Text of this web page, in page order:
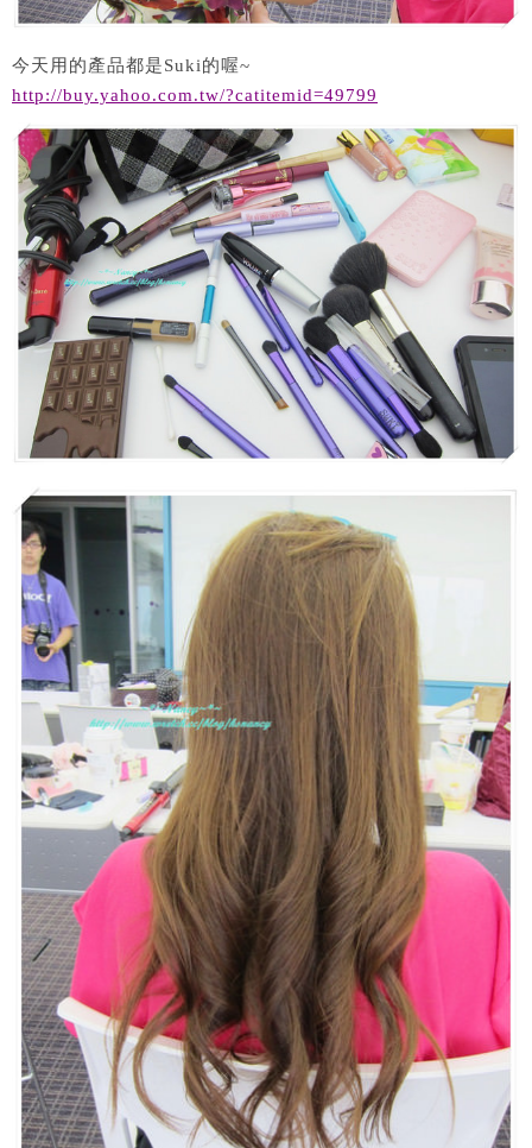
今天用的產品都是Suki的喔~
http://buy.yahoo.com.tw/?catitemid=49799